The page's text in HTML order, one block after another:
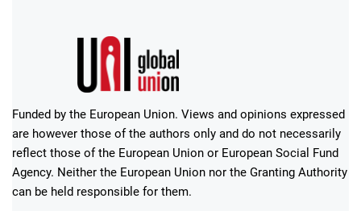
Funded by the European Union. Views and opinions expressed
are however those of the authors only and do not necessarily
reflect those of the European Union or European Social Fund
Agency. Neither the European Union nor the Granting Authority
can be held responsible for them.